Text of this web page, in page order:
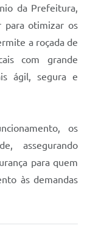
da Prefeitura,
para otimizar os
a roçada de
com grande
ágil, segura e
os
assegurando
para quem
às demandas